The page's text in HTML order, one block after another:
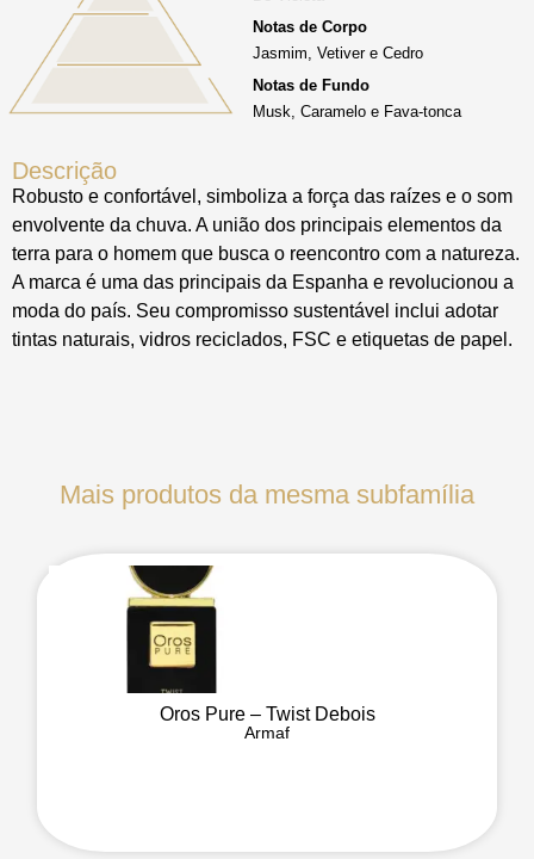
Descrição
Robusto e confortável, simboliza a força das raízes e o som
envolvente da chuva. A união dos principais elementos da
terra para o homem que busca o reencontro com a natureza.
A marca é uma das principais da Espanha e revolucionou a
moda do país. Seu compromisso sustentável inclui adotar
tintas naturais, vidros reciclados, FSC e etiquetas de papel.
Notas de Corpo
Jasmim, Vetiver e Cedro
Notas de Fundo
Musk, Caramelo e Fava-tonca
Mais produtos da mesma subfamília
Oros Pure – Twist Debois
Armaf